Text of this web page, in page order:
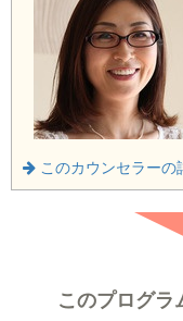
このカウンセラーの
このプログラ